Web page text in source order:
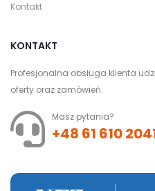
Kontakt
KONTAKT
Profesjonalna obsługa klienta
oferty oraz zamówień.
Masz pytania?
+48 61 610